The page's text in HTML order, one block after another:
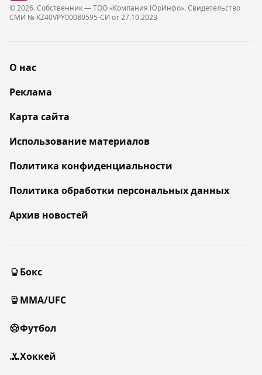
© 2026. Собственник — ТОО «Компания ЮрИнфо». Cвидетельство
СМИ № KZ40VPY00080595-СИ от 27.10.2023
О нас
Реклама
Карта сайта
Использование материалов
Политика конфиденциальности
Политика обработки персональных данных
Архив новостей
Бокс
MMA/UFC
Футбол
Хоккей